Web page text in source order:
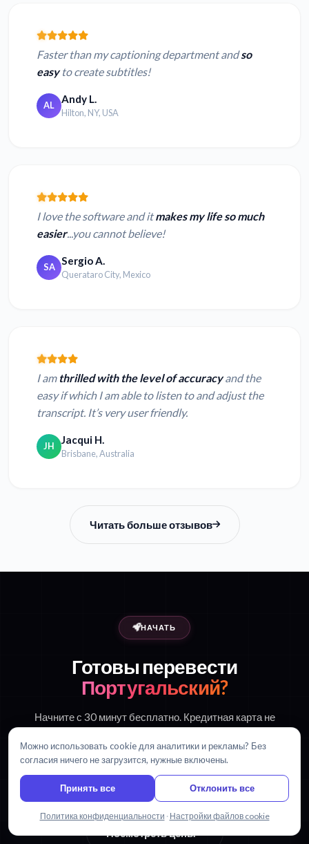
Faster than my captioning department andso
easyto create subtitles!
AL Andy L.
Hilton, NY, USA
I love the software and itmakes my life so much
easier...you cannot believe!
SA Sergio A.
Querataro City, Mexico
I am thrilled with the level of accuracyand the
easy if which I am able to listen to and adjust the
transcript. It’s very user friendly.
JH Jacqui H.
Brisbane, Australia
Читать больше отзывов
НАЧАТЬ
Готовы перевести
Португальский?
Начните с 30 минут бесплатно. Кредитная карта не
Начать переводить бесплатно
Посмотреть цены
Написать нам
Можно использовать cookie для аналитики и рекламы? Без
согласия ничего не загрузится, нужные включены.
Принять все Отклонить все
Политика конфиденциальности · Настройки файлов cookie